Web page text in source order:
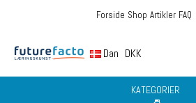
FAQ
Artikler
Shop
Forside
DanskDKK
KATEGORIER